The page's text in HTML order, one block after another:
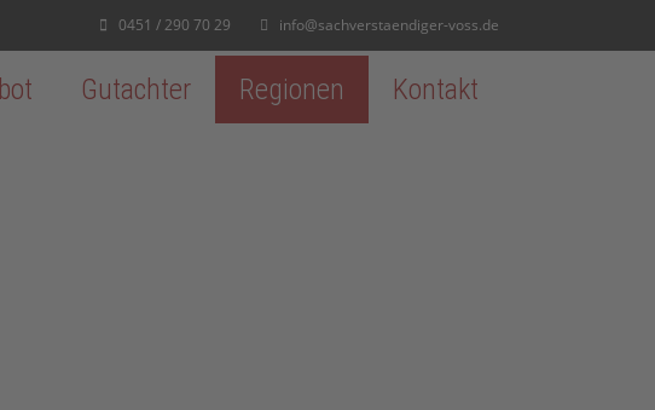
info@sachverstaendiger-voss.de
0451 / 290 70 29
Gutachter Regionen Kontakt
IN HOLSTEIN